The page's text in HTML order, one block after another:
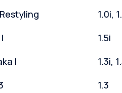
1.0i,
1.5i
I
1.3i,
1.3